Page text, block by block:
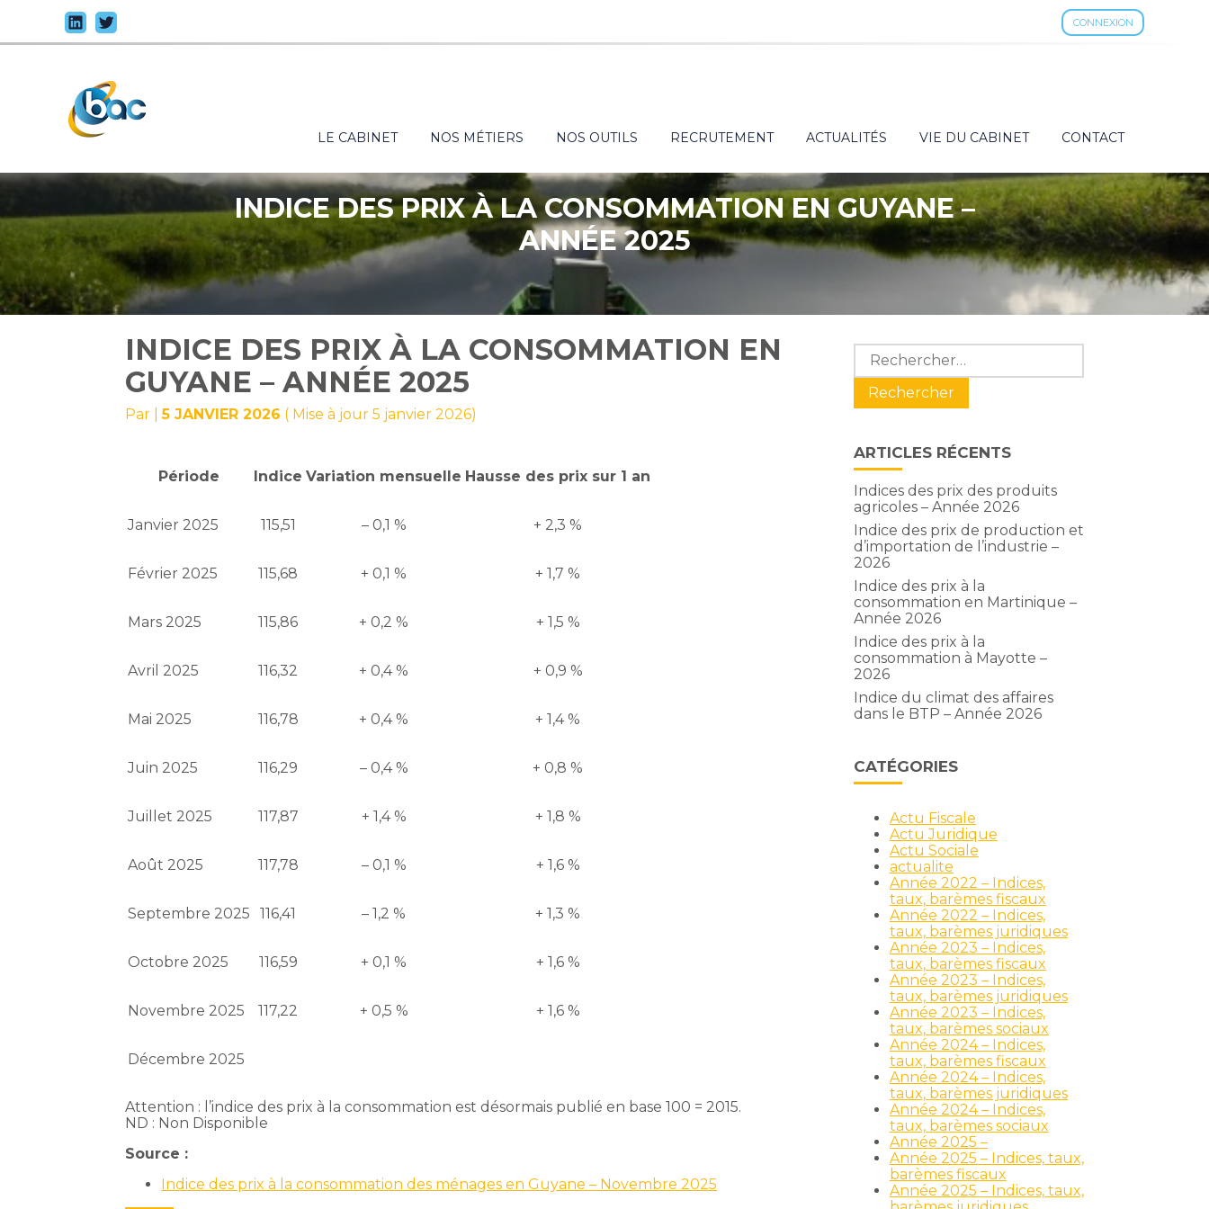
CONNEXION
au
Principal
LE CABINET NOS MÉTIERS NOS OUTILS RECRUTEMENT ACTUALITÉS VIE DU CABINET CONTACT
INDICE DES PRIX À LA CONSOMMATION EN GUYANE –
ANNÉE 2025
INDICE DES PRIX À LA CONSOMMATION EN
GUYANE – ANNÉE 2025
Par |5 JANVIER 2026 ( Mise à jour 5 janvier 2026)
Période Indice Variation mensuelle Hausse des prix sur 1 an
Janvier 2025 115,51 – 0,1 % + 2,3 %
Février 2025 115,68 + 0,1 % + 1,7 %
Mars 2025 115,86 + 0,2 % + 1,5 %
Avril 2025 116,32 + 0,4 % + 0,9 %
Mai 2025 116,78 + 0,4 % + 1,4 %
Juin 2025 116,29 – 0,4 % + 0,8 %
Juillet 2025 117,87 + 1,4 % + 1,8 %
Août 2025 117,78 – 0,1 % + 1,6 %
Septembre 2025 116,41 – 1,2 % + 1,3 %
Octobre 2025 116,59 + 0,1 % + 1,6 %
Novembre 2025 117,22 + 0,5 % + 1,6 %
Décembre 2025
Attention : l’indice des prix à la consommation est désormais publié en base 100 = 2015.
ND : Non Disponible
Source :
Indice des prix à la consommation des ménages en Guyane – Novembre 2025
Blog
sidebar
Rechercher :
ARTICLES RÉCENTS
Indices des prix des produits
agricoles – Année 2026
Indice des prix de production et
d’importation de l’industrie –
2026
Indice des prix à la
consommation en Martinique –
Année 2026
Indice des prix à la
consommation à Mayotte –
2026
Indice du climat des affaires
dans le BTP – Année 2026
CATÉGORIES
Actu Fiscale
Actu Juridique
Actu Sociale
actualite
Année 2022 – Indices,
taux, barèmes fiscaux
Année 2022 – Indices,
taux, barèmes juridiques
Année 2023 – Indices,
taux, barèmes fiscaux
Année 2023 – Indices,
taux, barèmes juridiques
Année 2023 – Indices,
taux, barèmes sociaux
Année 2024 – Indices,
taux, barèmes fiscaux
Année 2024 – Indices,
taux, barèmes juridiques
Année 2024 – Indices,
taux, barèmes sociaux
Année 2025 –
Année 2025 – Indices, taux,
barèmes fiscaux
Année 2025 – Indices, taux,